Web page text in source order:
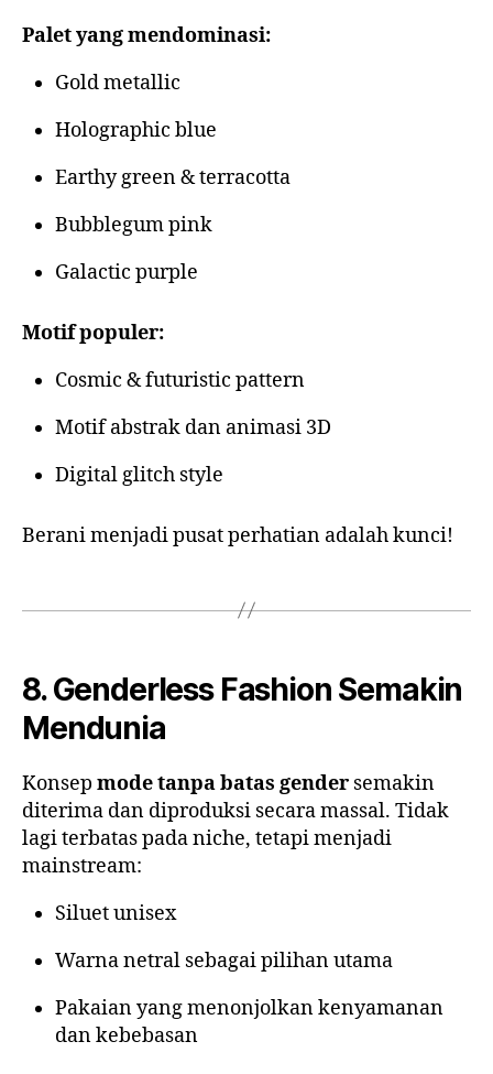
Palet yang mendominasi:
Gold metallic
Holographic blue
Earthy green & terracotta
Bubblegum pink
Galactic purple
Motif populer:
Cosmic & futuristic pattern
Motif abstrak dan animasi 3D
Digital glitch style
Berani menjadi pusat perhatian adalah kunci!
8. Genderless Fashion Semakin
Mendunia
Konsep mode tanpa batas gender semakin
diterima dan diproduksi secara massal. Tidak
lagi terbatas pada niche, tetapi menjadi
mainstream:
Siluet unisex
Warna netral sebagai pilihan utama
Pakaian yang menonjolkan kenyamanan
dan kebebasan